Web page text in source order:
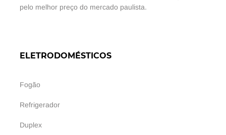
pelo melhor preço do mercado paulista.
ELETRODOMÉSTICOS
Fogão
Refrigerador
Duplex